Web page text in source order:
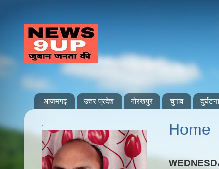
आजमगढ़ उत्तर प्रदेश गोरखपुर चुनाव दुर्घटना
Home
.